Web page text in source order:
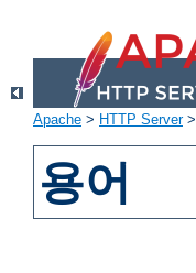
Apache > HTTP Server>
용어